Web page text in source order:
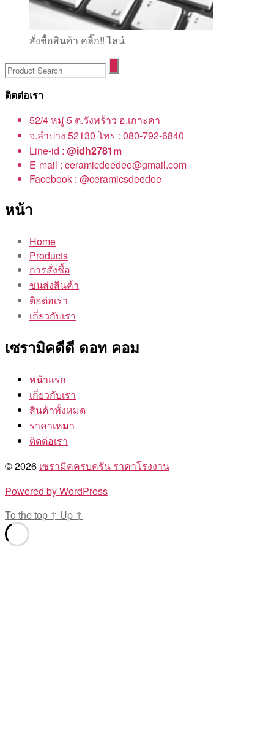
สั่งชื้อสินค้า คลิ๊ก!! ไลน์
ติดต่อเรา
52/4 หมู่ 5 ต.วังพร้าว อ.เกาะคา
จ.ลำปาง 52130 โทร : 080-792-6840
Line-id : @idh2781m
E-mail : ceramicdeedee@gmail.com
Facebook : @ceramicsdeedee
หน้า
Home
Products
การสั่งชื้อ
ขนส่งสินค้า
ติอต่อเรา
เกี่ยวกับเรา
เซรามิคดีดี ดอท คอม
หน้าแรก
เกี่ยวกับเรา
สินค้าทั้งหมด
ราคาเหมา
ติดต่อเรา
© 2026 เซรามิคครบครัน ราคาโรงงาน
Powered by WordPress
To the top ↑ Up ↑